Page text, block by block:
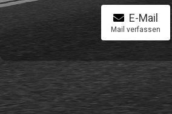
E-Mail
Mail verfassen